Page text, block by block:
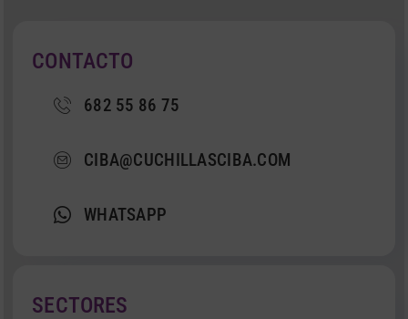
CONTACTO
682 55 86 75
CIBA@CUCHILLASCIBA.COM
WHATSAPP
SECTORES